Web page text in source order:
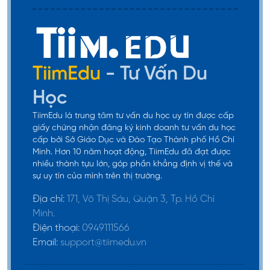
tìm công việc phù hợp với chuyên môn đã học. D10
chính là “cầu nối” từ sinh viên sang người lao động.
Nếu tìm được công ty bảo lãnh và đáp ứng yêu
cầu chuyên môn, người học sẽ chuyển sang
Visa lao động chuyên môn
hạn, thu nhập ổn định và tích lũy thời gian cư trú
hợp pháp tại Hàn Quốc.
Cuối cùng, sau một thời gian làm việc ổn định với
dài hạn, mở ra quyền lợi gần như công dân Hàn
Quốc và là bước đệm quan trọng để tiến tới
F5 (thường trú nhân).
✅ Tóm lại, đi đúng lộ trìnhD4 → D2 → D10 → E7 →
TiimEdu - Tư Vấn Du
Học
TiimEdu là trung tâm tư vấn du học uy tín được cấp
giấy chứng nhận đăng ký kinh doanh tư vấn du học
cấp bởi Sở Giáo Dục và Đào Tạo Thành phố Hồ Chí
Minh. Hơn 10 năm hoạt động, TiimEdu đã đạt được
nhiều thành tựu lớn, góp phần khẳng định vị thế và
sự uy tín của mình trên thị trường.
Địa chỉ: 171, Võ Thị Sáu, Quận 3, Tp. Hồ Chí
Minh.
Điện thoại: 0949111566
Email: support@tiimedu.vn